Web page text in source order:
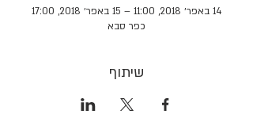
14 באפר׳ 2018, 11:00 – 15 באפר׳ 2018, 17:00
כפר סבא
שיתוף